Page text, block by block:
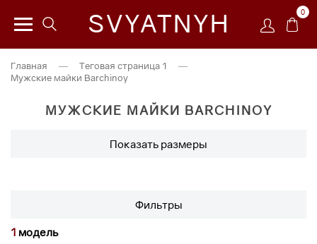
SVYATNYH 0
Главная — Теговая страница 1
—
Мужские майки Barchinoy
МУЖСКИЕ МАЙКИ BARCHINOY
Показать размеры
Фильтры
1 модель